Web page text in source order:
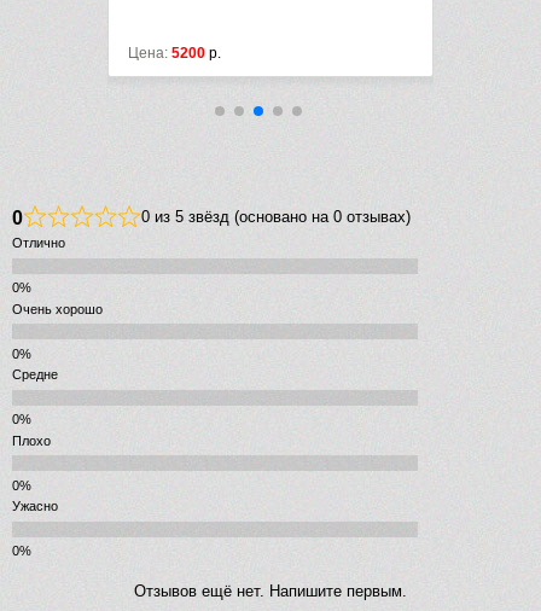
Цена: 5200 р.
0 0 из 5 звёзд (основано на 0 отзывах)
Отлично
Очень хорошо
Средне
Плохо
Ужасно
Отзывов ещё нет. Напишите первым.